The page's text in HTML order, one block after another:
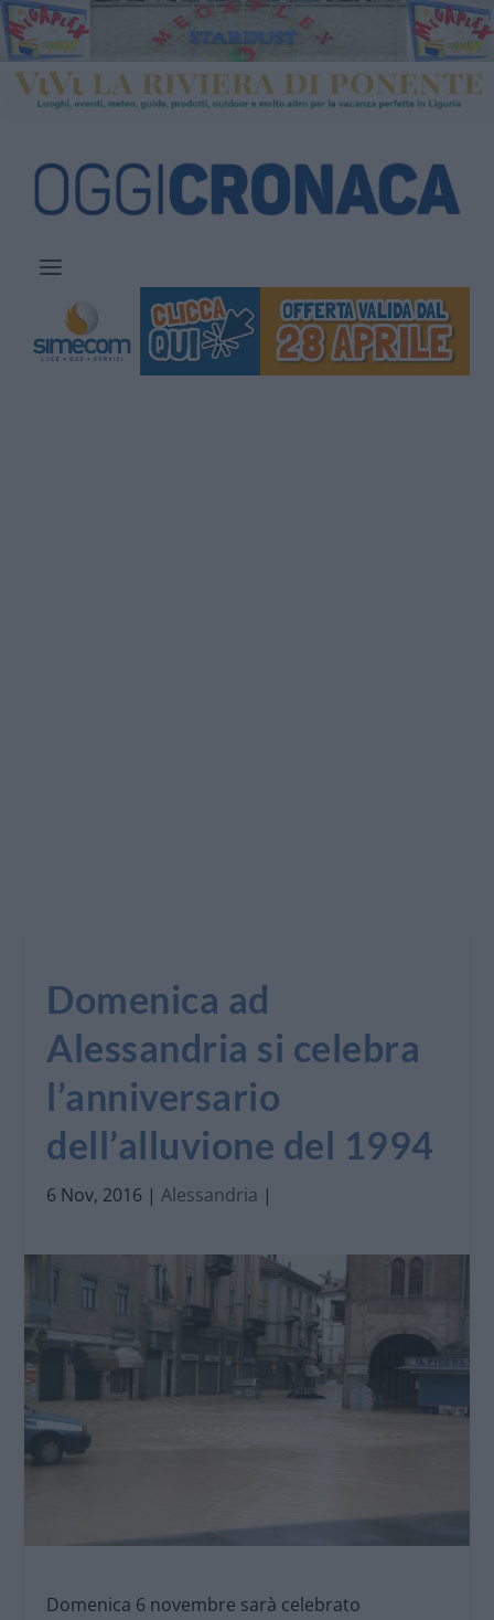
Domenica ad
Alessandria si celebra
l’anniversario
dell’alluvione del 1994
6 Nov, 2016 |Alessandria |
Domenica 6 novembre sarà celebrato